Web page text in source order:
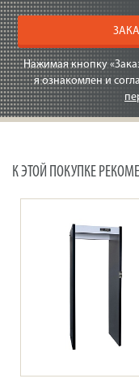
Нажимая кнопку
я ознакомлен и
К ЭТОЙ ПОКУПКЕ